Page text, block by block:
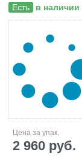
Есть в наличии
Цена за упак.
2 960 руб.